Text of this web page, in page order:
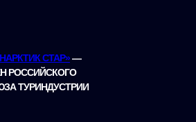
СТАР»—
РОССИЙСКОГО
ТУРИНДУСТРИИ